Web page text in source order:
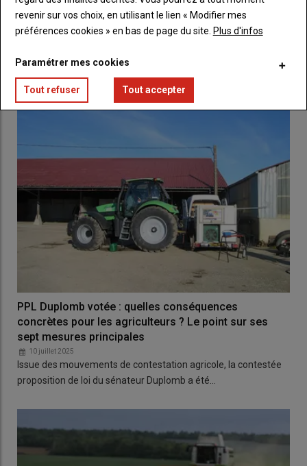
La loi Duplomb promulguée au journal officiel par
Emmanuel Macron
Le président de la République a promulgué la loi visant à lever
les contraintes à l’exercice du métier d’…
PPL Duplomb votée : quelles conséquences
concrètes pour les agriculteurs ? Le point sur ses
sept mesures principales
10 juillet 2025
Issue des mouvements de contestation agricole, la contestée
proposition de loi du sénateur Duplomb a été…
revenir sur vos choix, en utilisant le lien « Modifier mes
préférences cookies » en bas de page du site. Plus d'infos
Paramétrer mes cookies
Tout refuser Tout accepter